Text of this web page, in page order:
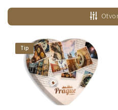
Najlacnejšie
Najdrahšie
Najpredávanejšie
Abecedne
Tip